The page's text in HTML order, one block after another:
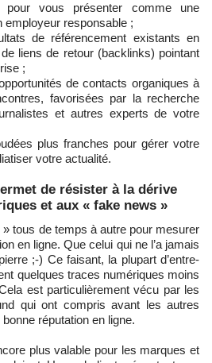
pour vous présenter comme une
employeur responsable ;
de référencement existants en
liens de retour (backlinks) pointant
;
de contacts organiques à
favorisées par la recherche
et autres experts de votre
plus franches pour gérer votre
votre actualité.
de résister à la dérive
et aux « fake news »
en ligne. Que celui qui ne l’a jamais
;-) Ce faisant, la plupart d’entre-
quelques traces numériques moins
est particulièrement vécu par les
qui ont compris avant les autres
réputation en ligne.
plus valable pour les marques et